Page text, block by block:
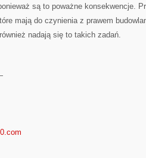
są to poważne konsekwencje.
mają do czynienia z prawem
nadają się to takich zadań.